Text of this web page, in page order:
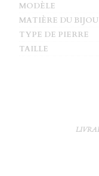
MODÈLE
MATIÈRE DU BIJOU
TYPE DE PIERRE
TAILLE